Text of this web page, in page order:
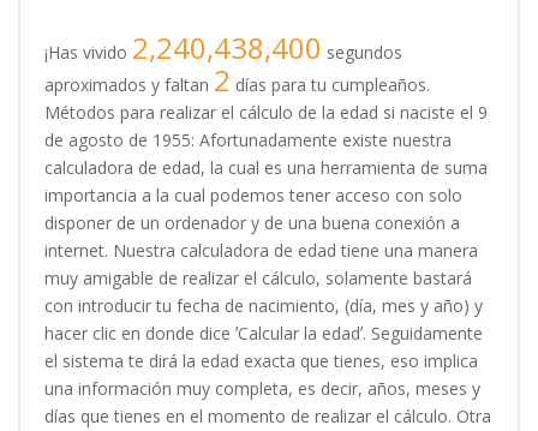
¡Has vivido 2,240,438,400 segundos
aproximados y faltan 2 días para tu cumpleaños.
Métodos para realizar el cálculo de la edad si naciste el 9
de agosto de 1955: Afortunadamente existe nuestra
calculadora de edad, la cual es una herramienta de suma
importancia a la cual podemos tener acceso con solo
disponer de un ordenador y de una buena conexión a
internet. Nuestra calculadora de edad tiene una manera
muy amigable de realizar el cálculo, solamente bastará
con introducir tu fecha de nacimiento, (día, mes y año) y
hacer clic en donde dice ʼCalcular la edadʼ. Seguidamente
el sistema te dirá la edad exacta que tienes, eso implica
una información muy completa, es decir, años, meses y
días que tienes en el momento de realizar el cálculo. Otra